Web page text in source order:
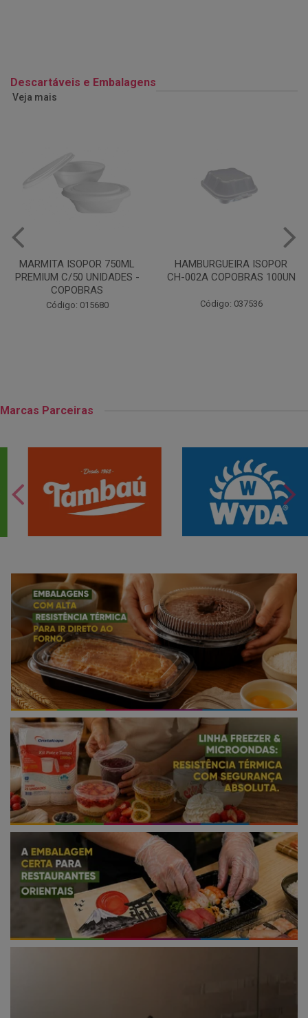
Descartáveis e Embalagens
Veja mais
HAMBURGUEIRA ISOPOR
CH-002A COPOBRAS 100UN
Código: 037536
CAIXA PARDA PIZZA N30
OITAVADA BALUARTE C/10
Código: 001124
Marcas Parceiras